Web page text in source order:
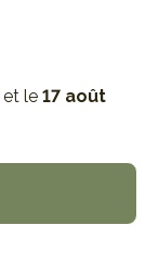
et le 17 août